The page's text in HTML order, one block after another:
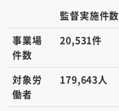
監督実施件数
事業場
件数
20,531件
対象労
働者
179,643人